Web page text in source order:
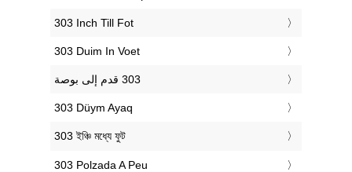
‎303 Inch Till Fot
‎303 Duim In Voet
‎303 Düym Ayaq
‎303 ইঞ্চি মধ্যে ফুট
‎303 Polzada A Peu